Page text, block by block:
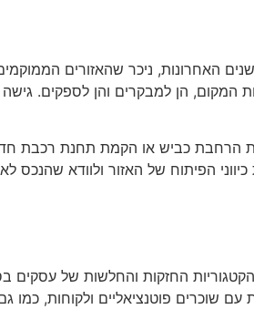
האחרונות, ניכר שהאזורים
המקום, הן למבקרים והן לספקים. גישה
הרחבת כביש או הקמת תחנת רכבת
הפיתוח של האזור ולוודא שהנכס לא
החזקות והחלשות של עסקים
שוכרים פוטנציאליים ולקוחות, כמו גם